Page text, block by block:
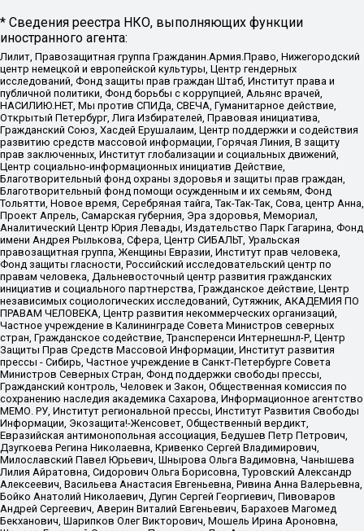
* Сведения реестра НКО, выполняющих функции
иностранного агента:
Лилит, Правозащитная группа Гражданин.Армия.Право, Нижегородский
центр немецкой и европейской культуры, Центр гендерных
исследований, Фонд защиты прав граждан Штаб, Институт права и
публичной политики, Фонд борьбы с коррупцией, Альянс врачей,
НАСИЛИЮ.НЕТ, Мы против СПИДа, СВЕЧА, Гуманитарное действие,
Открытый Петербург, Лига Избирателей, Правовая инициатива,
Гражданский Союз, Хасдей Ерушалаим, Центр поддержки и содействия
развитию средств массовой информации, Горячая Линия, В защиту
прав заключенных, Институт глобализации и социальных движений,
Центр социально-информационных инициатив Действие,
Благотворительный фонд охраны здоровья и защиты прав граждан,
Благотворительный фонд помощи осужденным и их семьям, Фонд
Тольятти, Новое время, Серебряная тайга, Так-Так-Так, Сова, центр Анна,
Проект Апрель, Самарская губерния, Эра здоровья, Мемориал,
Аналитический Центр Юрия Левады, Издательство Парк Гагарина, Фонд
имени Андрея Рылькова, Сфера, Центр СИБАЛЬТ, Уральская
правозащитная группа, Женщины Евразии, Институт прав человека,
Фонд защиты гласности, Российский исследовательский центр по
правам человека, Дальневосточный центр развития гражданских
инициатив и социального партнерства, Гражданское действие, Центр
независимых социологических исследований, Сутяжник, АКАДЕМИЯ ПО
ПРАВАМ ЧЕЛОВЕКА, Центр развития некоммерческих организаций,
Частное учреждение в Калининграде Совета Министров северных
стран, Гражданское содействие, Трансперенси Интернешнл-Р, Центр
Защиты Прав Средств Массовой Информации, Институт развития
прессы - Сибирь, Частное учреждение в Санкт-Петербурге Совета
Министров Северных Стран, Фонд поддержки свободы прессы,
Гражданский контроль, Человек и Закон, Общественная комиссия по
сохранению наследия академика Сахарова, Информационное агентство
МЕМО. РУ, Институт региональной прессы, Институт Развития Свободы
Информации, Экозащита!-Женсовет, Общественный вердикт,
Евразийская антимонопольная ассоциация, Бедушев Петр Петрович,
Дзугкоева Регина Николаевна, Кривенко Сергей Владимирович,
Милославский Павел Юрьевич, Шнырова Ольга Вадимовна, Чанышева
Лилия Айратовна, Сидорович Ольга Борисовна, Туровский Александр
Алексеевич, Васильева Анастасия Евгеньевна, Ривина Анна Валерьевна,
Бойко Анатолий Николаевич, Дугин Сергей Георгиевич, Пивоваров
Андрей Сергеевич, Аверин Виталий Евгеньевич, Барахоев Магомед
Бекханович, Шарипков Олег Викторович, Мошель Ирина Ароновна,